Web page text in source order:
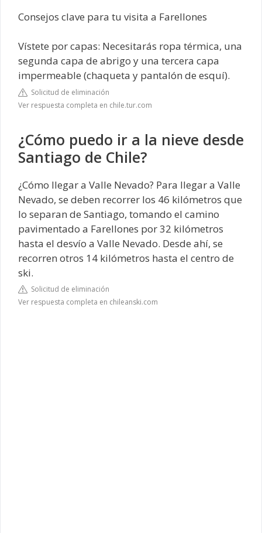
Consejos clave para tu visita a Farellones
Vístete por capas: Necesitarás ropa térmica, una
segunda capa de abrigo y una tercera capa
impermeable (chaqueta y pantalón de esquí).
Solicitud de eliminación
Ver respuesta completa en chile.tur.com
¿Cómo puedo ir a la nieve desde
Santiago de Chile?
¿Cómo llegar a Valle Nevado? Para llegar a Valle
Nevado, se deben recorrer los 46 kilómetros que
lo separan de Santiago, tomando el camino
pavimentado a Farellones por 32 kilómetros
hasta el desvío a Valle Nevado. Desde ahí, se
recorren otros 14 kilómetros hasta el centro de
ski.
Solicitud de eliminación
Ver respuesta completa en chileanski.com